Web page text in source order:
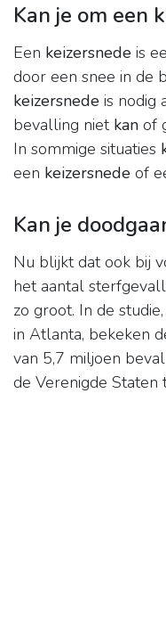
Kan je om een
Een keizersnede is
door een snee in de
keizersnede is nodig
bevalling niet kan of
In sommige situaties
een keizersnede of
Kan je
Nu blijkt dat ook bij
het aantal
zo groot. In de
in Atlanta, bekeken
van 5,7 miljoen
de Verenigde